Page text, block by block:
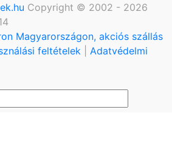
Copyright © 2002 - 2026
Magyarországon, akciós szállás
feltételek
Adatvédelmi